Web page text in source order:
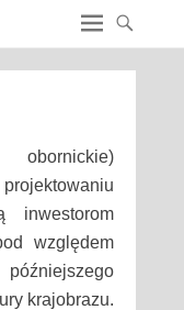
obornickie)
inwestorom
względem
krajobrazu.